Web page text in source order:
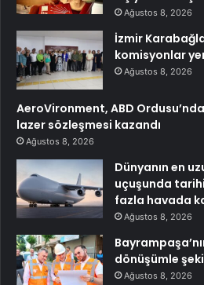
Ağustos 8, 2026
İzmir
komisyonlar
Ağustos 8, 2026
AeroVironment, ABD
lazer sözleşmesi kazandı
Ağustos 8, 2026
Dünyanın en
uçuşunda
fazla havada
Ağustos 8, 2026
dönüşümle
Ağustos 8, 2026